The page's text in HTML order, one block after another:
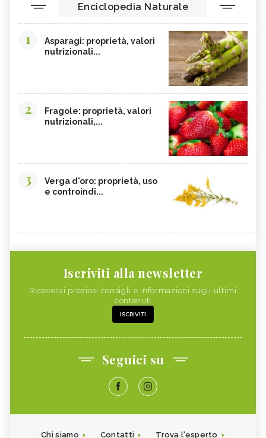
Enciclopedia Naturale
1
Asparagi: proprietà, valori
nutrizionali...
2
Fragole: proprietà, valori
nutrizionali,...
3
Verga d'oro: proprietà, uso
e controindi...
Iscriviti alla newsletter
Riceverai preziosi consigli e informazioni sugli ultimi
contenuti
ISCRIVITI
Seguici su
Chi siamo Contatti Trova l'esperto